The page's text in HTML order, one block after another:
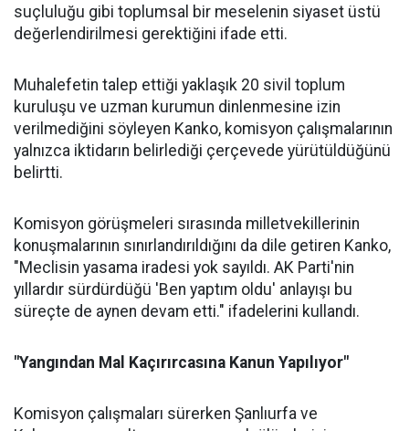
suçluluğu gibi toplumsal bir meselenin siyaset üstü
değerlendirilmesi gerektiğini ifade etti.
Muhalefetin talep ettiği yaklaşık 20 sivil toplum
kuruluşu ve uzman kurumun dinlenmesine izin
verilmediğini söyleyen Kanko, komisyon çalışmalarının
yalnızca iktidarın belirlediği çerçevede yürütüldüğünü
belirtti.
Komisyon görüşmeleri sırasında milletvekillerinin
konuşmalarının sınırlandırıldığını da dile getiren Kanko,
"Meclisin yasama iradesi yok sayıldı. AK Parti'nin
yıllardır sürdürdüğü 'Ben yaptım oldu' anlayışı bu
süreçte de aynen devam etti." ifadelerini kullandı.
"Yangından Mal Kaçırırcasına Kanun Yapılıyor"
Komisyon çalışmaları sürerken Şanlıurfa ve